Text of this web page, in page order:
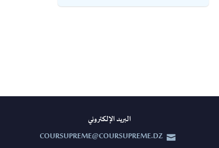
البريد الإلكتروني


COURSUPREME@COURSUPREME.DZ